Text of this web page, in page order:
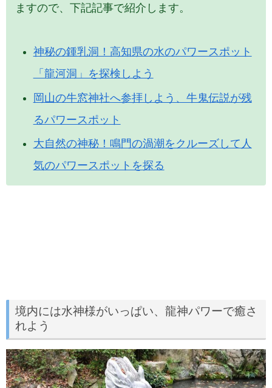
ますので、下記記事で紹介します。
神秘の鍾乳洞！高知県の水のパワースポット
「龍河洞」を探検しよう
岡山の牛窓神社へ参拝しよう、牛鬼伝説が残
るパワースポット
大自然の神秘！鳴門の渦潮をクルーズして人
気のパワースポットを探る
境内には水神様がいっぱい、龍神パワーで癒さ
れよう